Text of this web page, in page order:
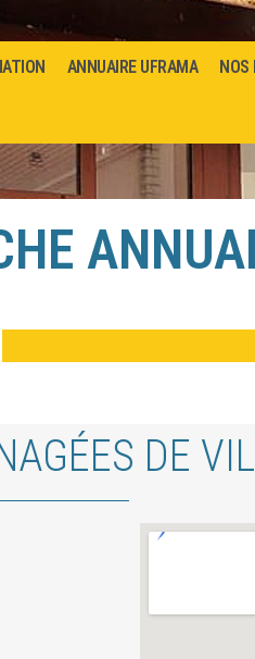
ANNUAIRE UFRAMA NOS
DE